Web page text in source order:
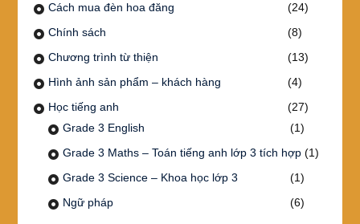
Cách mua đèn hoa đăng
(24)
Chính sách
(8)
Chương trình từ thiện
(13)
Hình ảnh sản phẩm – khách hàng
(4)
Học tiếng anh
(27)
Grade 3 English
(1)
Grade 3 Maths – Toán tiếng anh lớp 3 tích hợp(1)
Grade 3 Science – Khoa học lớp 3
(1)
Ngữ pháp
(6)